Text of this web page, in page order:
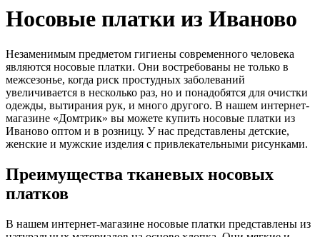
Носовые платки из Иваново
Незаменимым предметом гигиены современного человека
являются носовые платки. Они востребованы не только в
межсезонье, когда риск простудных заболеваний
увеличивается в несколько раз, но и понадобятся для очистки
одежды, вытирания рук, и много другого. В нашем интернет-
магазине «Домтрик» вы можете купить носовые платки из
Иваново оптом и в розницу. У нас представлены детские,
женские и мужские изделия с привлекательными рисунками.
Преимущества тканевых носовых
платков
В нашем интернет-магазине носовые платки представлены из